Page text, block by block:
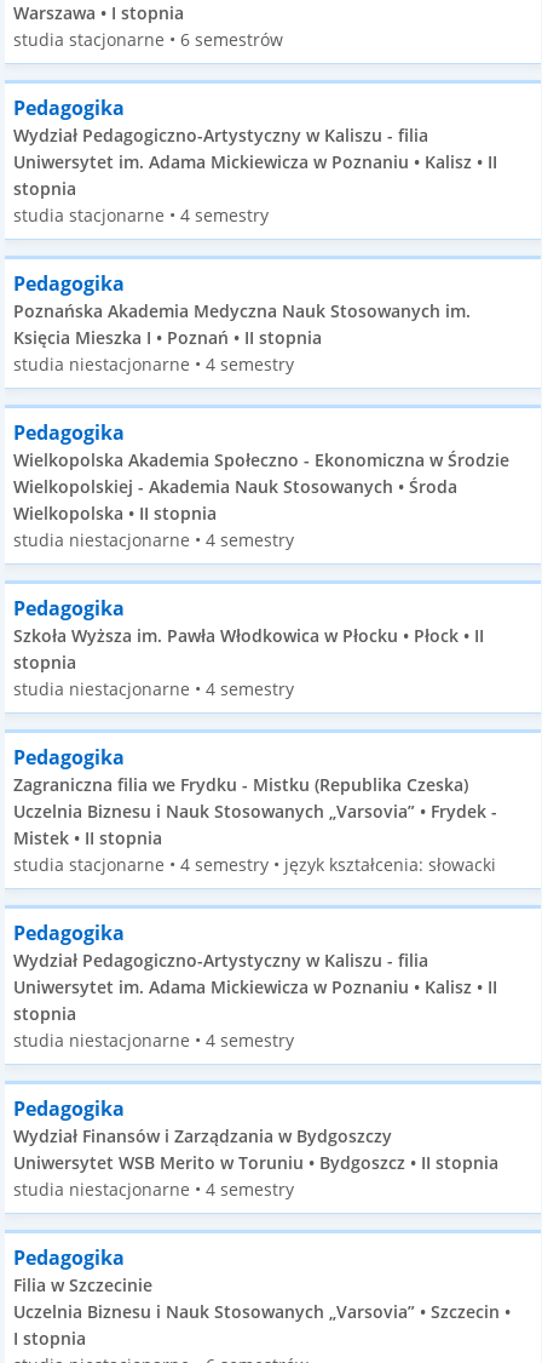
Warszawa • I stopnia
studia stacjonarne • 6 semestrów
Pedagogika
Wydział Pedagogiczno-Artystyczny w Kaliszu - filia
Uniwersytet im. Adama Mickiewicza w Poznaniu • Kalisz • II
stopnia
studia stacjonarne • 4 semestry
Pedagogika
Poznańska Akademia Medyczna Nauk Stosowanych im.
Księcia Mieszka I • Poznań • II stopnia
studia niestacjonarne • 4 semestry
Pedagogika
Wielkopolska Akademia Społeczno - Ekonomiczna w Środzie
Wielkopolskiej - Akademia Nauk Stosowanych • Środa
Wielkopolska • II stopnia
studia niestacjonarne • 4 semestry
Pedagogika
Szkoła Wyższa im. Pawła Włodkowica w Płocku • Płock • II
stopnia
studia niestacjonarne • 4 semestry
Pedagogika
Zagraniczna filia we Frydku - Mistku (Republika Czeska)
Uczelnia Biznesu i Nauk Stosowanych „Varsovia” • Frydek -
Mistek • II stopnia
studia stacjonarne • 4 semestry • język kształcenia: słowacki
Pedagogika
Wydział Pedagogiczno-Artystyczny w Kaliszu - filia
Uniwersytet im. Adama Mickiewicza w Poznaniu • Kalisz • II
stopnia
studia niestacjonarne • 4 semestry
Pedagogika
Wydział Finansów i Zarządzania w Bydgoszczy
Uniwersytet WSB Merito w Toruniu • Bydgoszcz • II stopnia
studia niestacjonarne • 4 semestry
Pedagogika
Filia w Szczecinie
Uczelnia Biznesu i Nauk Stosowanych „Varsovia” • Szczecin •
I stopnia